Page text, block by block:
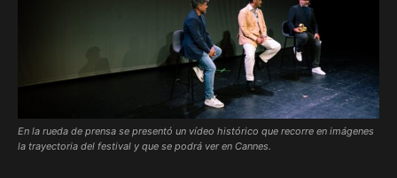
En la rueda de prensa se presentó un vídeo histórico que recorre en imágenes
la trayectoria del festival y que se podrá ver en Cannes.